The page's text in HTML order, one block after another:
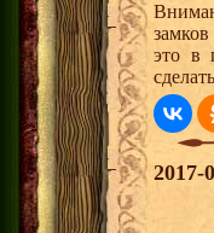
это в
2017-